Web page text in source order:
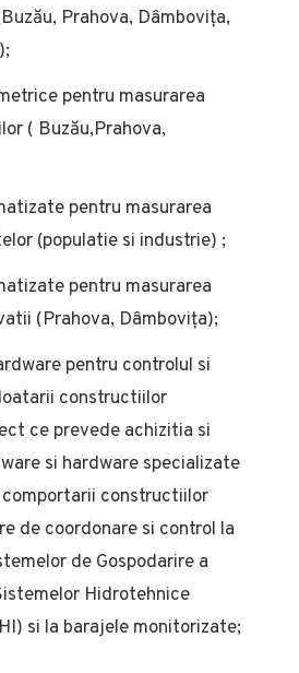
Prahova, Dâmbovița,
pentru masurarea
( Buzău,Prahova,
pentru masurarea
(populatie si industrie) ;
pentru masurarea
(Prahova, Dâmbovița);
pentru controlul si
constructiilor
ce prevede achizitia si
si hardware specializate
constructiilor
de coordonare si control la
de Gospodarire a
Hidrotehnice
si la barajele monitorizate;